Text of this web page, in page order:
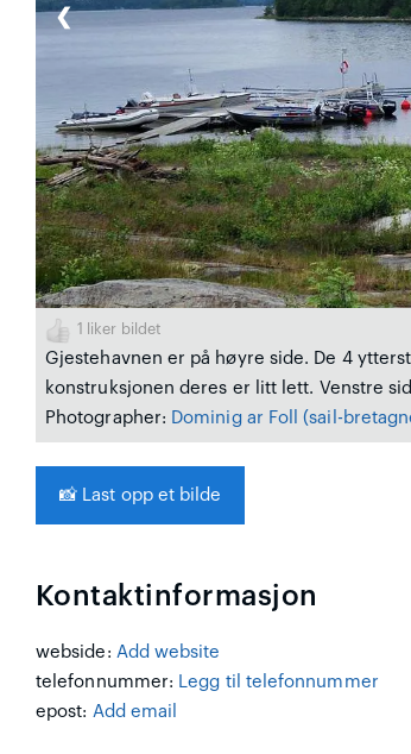
❮
1 liker bildet
Gjestehavnen er på høyre side. De 4
konstruksjonen deres er litt lett. Venstre
Photographer: Dominig ar Foll (sail-
📸 Last opp et bilde
Kontaktinformasjon
webside: Add website
telefonnummer: Legg til telefonnummer
epost: Add email